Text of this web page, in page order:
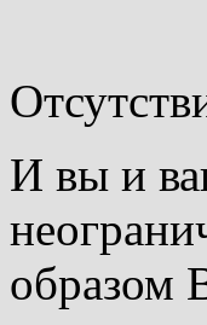
И вы и
образом